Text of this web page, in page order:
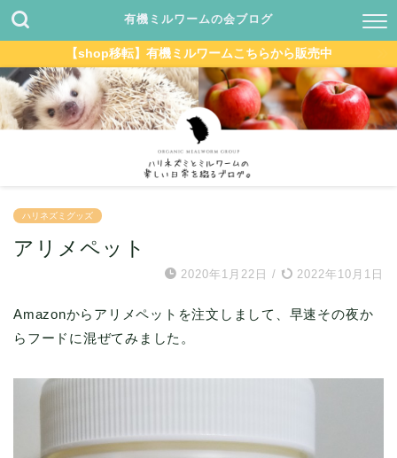
有機ミルワームの会ブログ
【shop移転】有機ミルワームこちらから販売中
ハリネズミグッズ
アリメペット
2020年1月22日 / 2022年10月1日
Amazonからアリメペットを注文しまして、早速その夜か
らフードに混ぜてみました。